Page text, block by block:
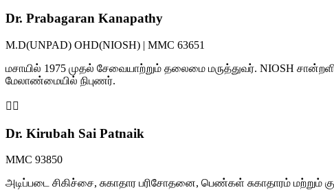
Dr. Prabagaran Kanapathy
M.D(UNPAD) OHD(NIOSH) | MMC 63651
மசாயில் 1975 முதல் சேவையாற்றும் தலைமை மருத்துவர். NIOSH
மேலாண்மையில் நிபுணர்.
👩‍⚕️
Dr. Kirubah Sai Patnaik
MMC 93850
அடிப்படை சிகிச்சை, சுகாதார பரிசோதனை, பெண்கள் சுகாதாரம்